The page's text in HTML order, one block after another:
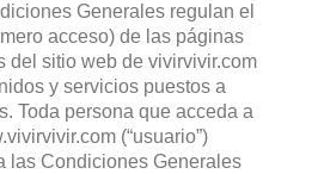
Generales regulan el
acceso) de las páginas
del sitio web de vivirvivir.com
y servicios puestos a
Toda persona que acceda a
(“usuario”)
las Condiciones Generales